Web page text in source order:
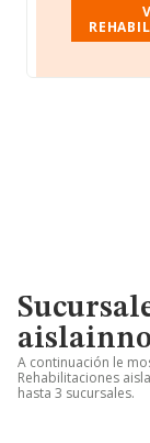
A continuación le
Rehabilitaciones
hasta 3 sucursales.